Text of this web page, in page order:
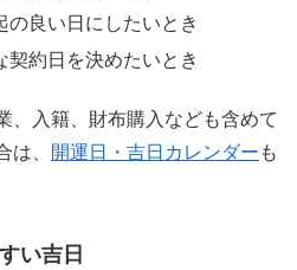
良い日にしたいとき
約日を決めたいとき
、入籍、財布購入なども含めて
、 開運日・吉日カレンダーも
い吉日